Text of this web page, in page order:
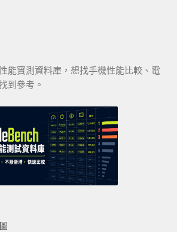
能實測資料庫，想找手機性能比較、電
到參考。